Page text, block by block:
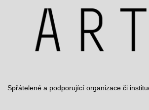
Spřátelené a podporující organizace či